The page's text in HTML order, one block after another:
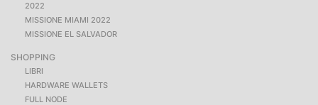
2022
MISSIONE MIAMI 2022
MISSIONE EL SALVADOR
SHOPPING
LIBRI
HARDWARE WALLETS
FULL NODE